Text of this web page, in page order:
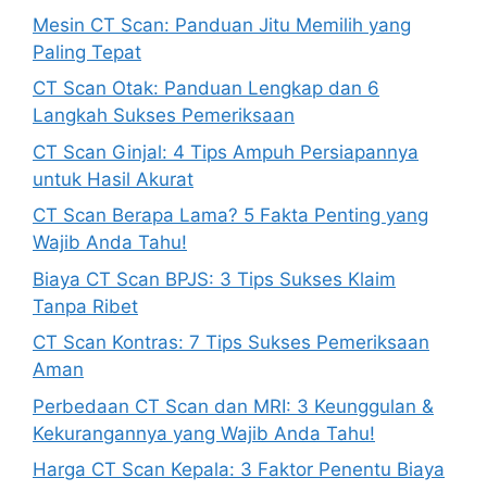
Mesin CT Scan: Panduan Jitu Memilih yang
Paling Tepat
CT Scan Otak: Panduan Lengkap dan 6
Langkah Sukses Pemeriksaan
CT Scan Ginjal: 4 Tips Ampuh Persiapannya
untuk Hasil Akurat
CT Scan Berapa Lama? 5 Fakta Penting yang
Wajib Anda Tahu!
Biaya CT Scan BPJS: 3 Tips Sukses Klaim
Tanpa Ribet
CT Scan Kontras: 7 Tips Sukses Pemeriksaan
Aman
Perbedaan CT Scan dan MRI: 3 Keunggulan &
Kekurangannya yang Wajib Anda Tahu!
Harga CT Scan Kepala: 3 Faktor Penentu Biaya